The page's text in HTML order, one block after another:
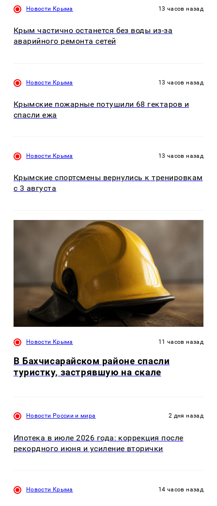
Новости Крыма 13 часов назад
Крым частично останется без воды из-за
аварийного ремонта сетей
Новости Крыма 13 часов назад
Крымские пожарные потушили 68 гектаров и
спасли ежа
Новости Крыма 13 часов назад
Крымские спортсмены вернулись к тренировкам
с 3 августа
Новости Крыма 11 часов назад
В Бахчисарайском районе спасли
туристку, застрявшую на скале
Новости России и мира 2 дня назад
Ипотека в июле 2026 года: коррекция после
рекордного июня и усиление вторички
Новости Крыма 14 часов назад